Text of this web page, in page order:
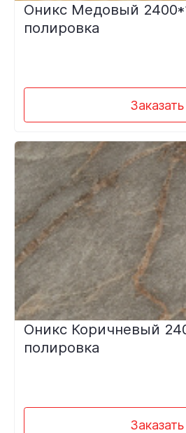
Оникс Медовый
полировка
Заказать
Оникс Коричневый
полировка
Заказать